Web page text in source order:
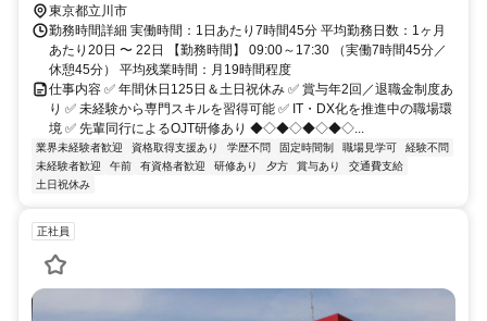
東京都立川市
勤務時間詳細 実働時間：1日あたり7時間45分 平均勤務日数：1ヶ月
あたり20日 〜 22日 【勤務時間】 09:00～17:30 （実働7時間45分／
休憩45分） 平均残業時間：月19時間程度
仕事内容 ✅ 年間休日125日＆土日祝休み ✅ 賞与年2回／退職金制度あ
り ✅ 未経験から専門スキルを習得可能 ✅ IT・DX化を推進中の職場環
境 ✅ 先輩同行によるOJT研修あり ◆◇◆◇◆◇◆◇...
業界未経験者歓迎 資格取得支援あり 学歴不問 固定時間制 職場見学可
経験不問
未経験者歓迎
午前 有資格者歓迎 研修あり 夕方 賞与あり
交通費支給
土日祝休み
正社員